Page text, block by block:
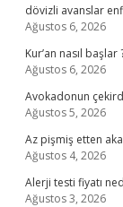
dövizli avanslar
Ağustos 6, 2026
Kur’an nasıl başlar
Ağustos 6, 2026
Avokadonun
Ağustos 5, 2026
Az pişmiş etten
Ağustos 4, 2026
Alerji testi fiyatı
Ağustos 3, 2026